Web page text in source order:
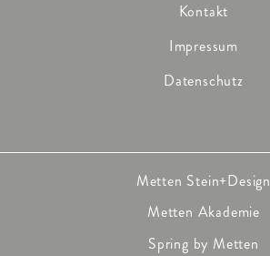
Kontakt
Impressum
Datenschutz
Metten Stein+Design
Metten Akademie
Spring by Metten